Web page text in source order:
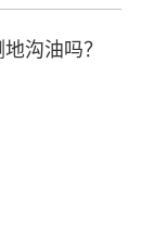
沟油吗？